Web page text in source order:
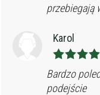
przebiegają
Karol
Bardzo
podejście